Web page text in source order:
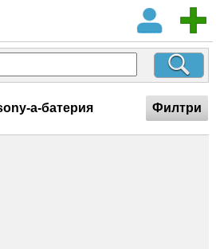
a-батерия Филтри